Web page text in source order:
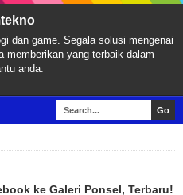
dan game. Segala solusi mengenai
memberikan yang terbaik dalam
anda.
ke Galeri Ponsel, Terbaru!